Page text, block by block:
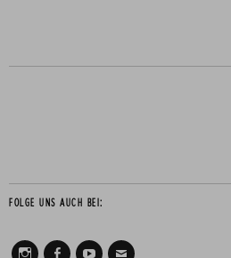
FOLGE UNS AUCH BEI: